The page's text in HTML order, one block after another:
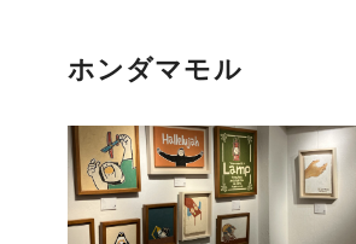
ホンダマモル